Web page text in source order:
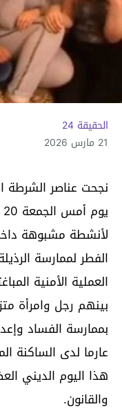
الحقيقة 24
21 مارس 2026
نجحت عناصر الشرطة
لأنشطة مشبوهة
الفطر لممارسة
العملية الأمنية
بينهم رجل وامرأة
بممارسة الفساد
عارما لدى الساكنة
هذا اليوم الديني
والقانون.